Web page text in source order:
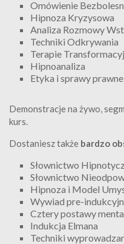
Omówienie
Hipnoza Kryzysowa
Analiza Rozmowy
Techniki Odkrywania
Terapie
Hipnoanaliza
Etyka i sprawy prawne
Demonstracje na żywo,
kurs.
Dostaniesz także bardzo
Słownictwo
Słownictwo
Hipnoza i Model
Wywiad pre-
Cztery postawy
Indukcja Elmana
Techniki